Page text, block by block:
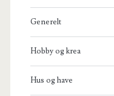
Generelt
Hobby og krea
Hus og have